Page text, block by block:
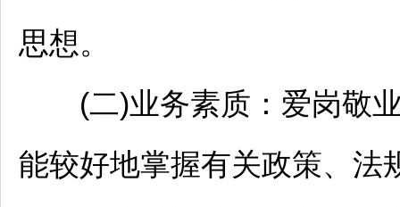
思想。
(二)业务素质：爱岗敬业
能较好地掌握有关政策、法